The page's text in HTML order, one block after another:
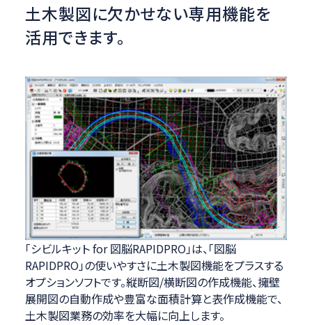
土木製図に欠かせない専用機能を
活用できます。
「シビルキット for 図脳RAPIDPRO」は、「図脳
RAPIDPRO」の使いやすさに土木製図機能をプラスする
オプションソフトです。縦断図/横断図の作成機能、擁壁
展開図の自動作成や豊富な面積計算と表作成機能で、
土木製図業務の効率を大幅に向上します。